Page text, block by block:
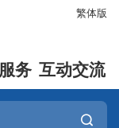
繁体版
务 互动交流